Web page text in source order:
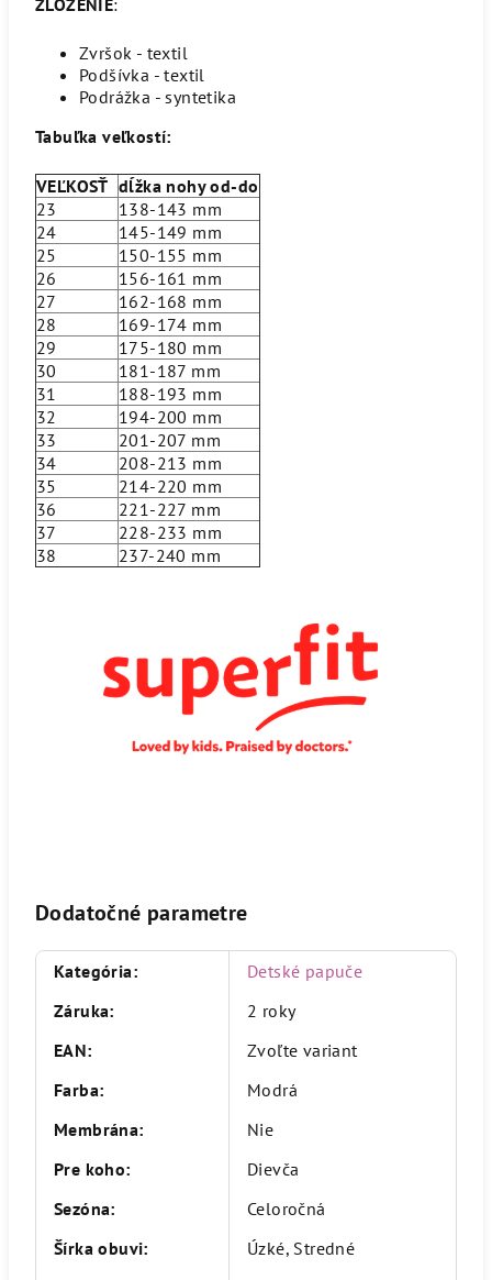
Zvršok - textil
Podšívka - textil
Podrážka - syntetika
Tabuľka veľkostí:
VEĽKOSŤ dĺžka nohy od-do
23
138-143 mm
24
145-149 mm
25
150-155 mm
26
156-161 mm
27
162-168 mm
28
169-174 mm
29
175-180 mm
30
181-187 mm
31
188-193 mm
32
194-200 mm
33
201-207 mm
34
208-213 mm
35
214-220 mm
36
221-227 mm
37
228-233 mm
38
237-240 mm
Dodatočné parametre
Kategória:
Detské papuče
Záruka:
2 roky
EAN:
Zvoľte variant
Farba:
Modrá
Membrána:
Nie
Pre koho:
Dievča
Sezóna:
Celoročná
Šírka obuvi:
Úzké, Stredné